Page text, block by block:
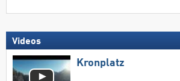
Videos
Kronplatz